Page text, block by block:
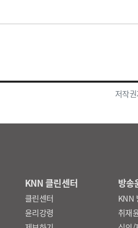
저작
KNN 클린센터
클린센터
윤리강령
방송
KNN
취재